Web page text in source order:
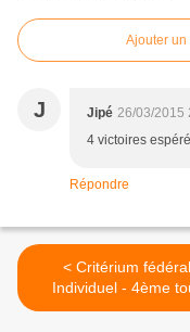
Ajouter un
J Jipé 26/03/2015
4 victoires
Répondre
< Critérium fédéral
Individuel - 4ème
2014/2015